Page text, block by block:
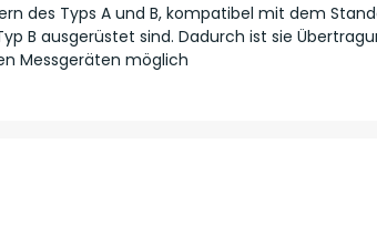
des Typs A und B, kompatibel mit dem
B ausgerüstet sind. Dadurch ist sie
Messgeräten möglich